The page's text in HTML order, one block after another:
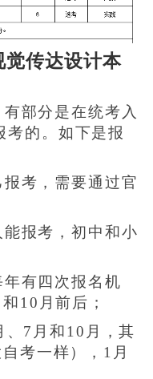
觉传达设计本
部分是在统考入
考的。如下是报
考，需要通过官
能报考，初中和小
有四次报名机
10月前后；
、7月和10月，其
考一样），1月